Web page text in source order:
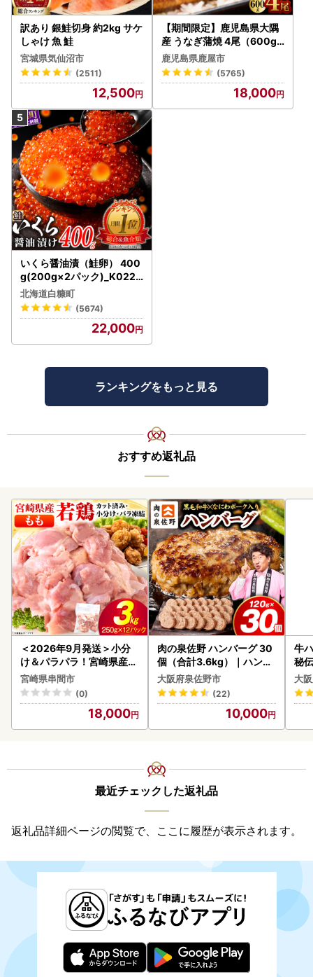
訳あり 銀鮭切身 約2kg サケ
しゃけ 魚 鮭
宮城県気仙沼市
(2511)
12,500
【期間限定】鹿児島県大隅
産 うなぎ蒲焼 4尾（600g
） KN007-004-04-cp18
うなぎ 鰻 魚 惣菜 総菜
鹿児島県鹿屋市
(5765)
18,000
いくら醤油漬（鮭卵） 400
g(200g×2パック)_K022-
1676
北海道白糠町
(5674)
22,000
ランキングをもっと見る
おすすめ返礼品
＜2026年9月発送＞小分
け＆パラパラ！宮崎県産鶏
ももカット合計3kg_K043
-009-2609
宮崎県串間市
(0)
18,000
肉の泉佐野 ハンバーグ 30
個（合計3.6kg）｜ハンバ
ーグ 訳あり 黒毛和牛×なに
わポーク
大阪府泉佐野市
(22)
10,000
牛
秘
焼
大
最近チェックした返礼品
返礼品詳細ページの閲覧で、ここに履歴が表示されます。